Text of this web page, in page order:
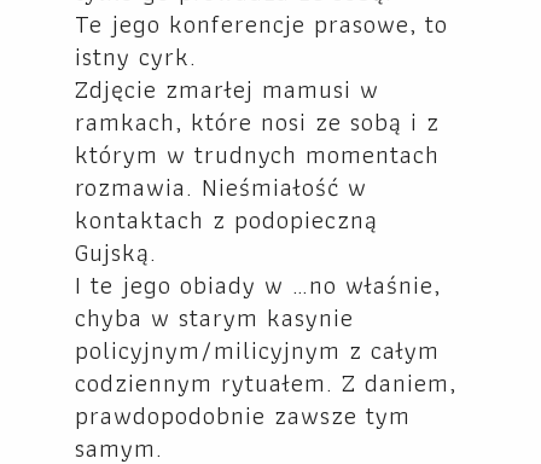
Te jego konferencje prasowe, to
istny cyrk.
Zdjęcie zmarłej mamusi w
ramkach, które nosi ze sobą i z
którym w trudnych momentach
rozmawia. Nieśmiałość w
kontaktach z podopieczną
Gujską.
I te jego obiady w …no właśnie,
chyba w starym kasynie
policyjnym/milicyjnym z całym
codziennym rytuałem. Z daniem,
prawdopodobnie zawsze tym
samym.